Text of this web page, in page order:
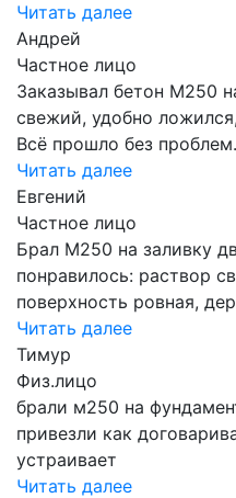
Читать далее
Андрей
Частное лицо
Заказывал бетон М250
свежий, удобно
Всё прошло без проблем.
Читать далее
Евгений
Частное лицо
Брал М250 на заливку
понравилось: раствор
поверхность ровная,
Читать далее
Тимур
Физ.лицо
брали м250 на
привезли как
устраивает
Читать далее